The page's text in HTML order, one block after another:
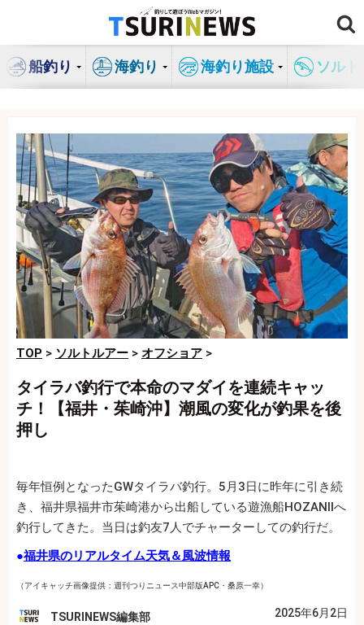
ン
船釣り 海釣り 海釣り施設 ソル
TOP > ソルトルアー > オフショア >
タイラバ釣行で本命のマダイを連続キャッ
チ！【福井・茱崎沖】潮風の変化が釣果を後
押し
毎年恒例となったGWタイラバ釣行。5月3日に昨年に引き続
き、福井県福井市茱崎港から出船している遊漁船HOZANⅡへ
釣行してきた。当日は釣友7人でチャーターしての釣行だ。
●福井県のリアルタイム天気＆風波情報
（アイキャッチ画像提供：週刊つりニュース中部版APC・桑原一幸）
TSURINEWS編集部 2025年6月2日